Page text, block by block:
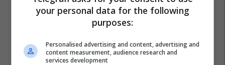
your personal data for the following
purposes:
Personalised advertising and content, advertising and
content measurement, audience research and
services development